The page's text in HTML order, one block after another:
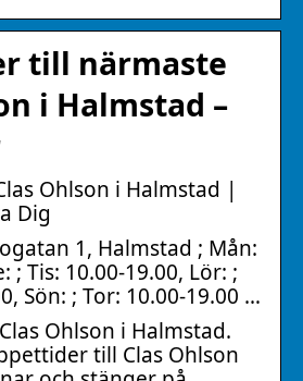
till närmaste
i Halmstad –
Ohlson i Halmstad |
Dig
1, Halmstad ; Mån:
; Tis: 10.00-19.00, Lör: ;
Sön: ; Tor: 10.00-19.00 …
Ohlson i Halmstad.
till Clas Ohlson